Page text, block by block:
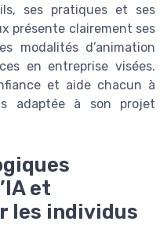
ses pratiques et ses
présente clairement ses
modalités d’animation
en entreprise visées.
et aide chacun à
adaptée à son projet
et
les individus